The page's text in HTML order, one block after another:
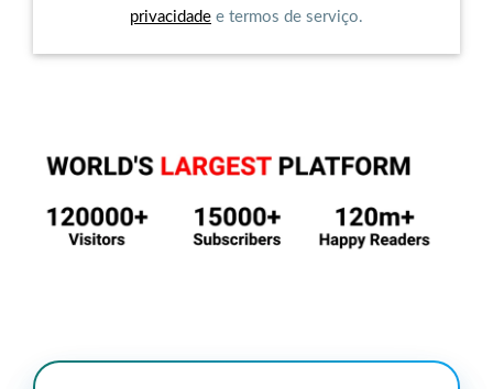
privacidade e termos de serviço.